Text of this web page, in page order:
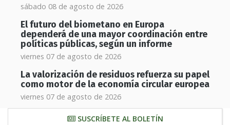
sábado 08 de agosto de 2026
El futuro del biometano en Europa
dependerá de una mayor coordinación entre
políticas públicas, según un informe
viernes 07 de agosto de 2026
La valorización de residuos refuerza su papel
como motor de la economía circular europea
viernes 07 de agosto de 2026
SUSCRÍBETE AL BOLETÍN